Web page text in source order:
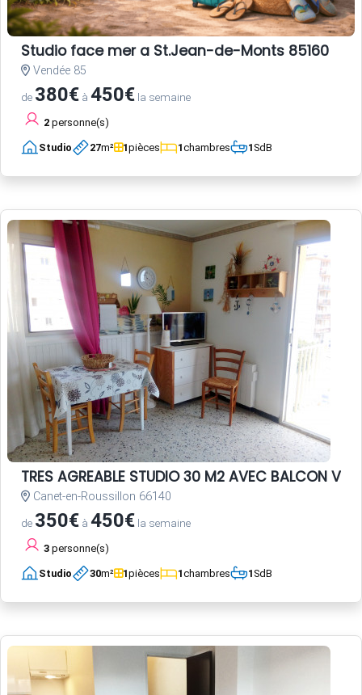
Studio face mer a St.Jean-de-Monts 85160
Vendée 85
de 380€ à 450€ la semaine
2 personne(s)
Studio 27m² 1pièces 1chambres 1SdB
TRES AGREABLE STUDIO 30 M2 AVEC BALCON VUE
Canet-en-Roussillon 66140
de 350€ à 450€ la semaine
3 personne(s)
Studio 30m² 1pièces 1chambres 1SdB